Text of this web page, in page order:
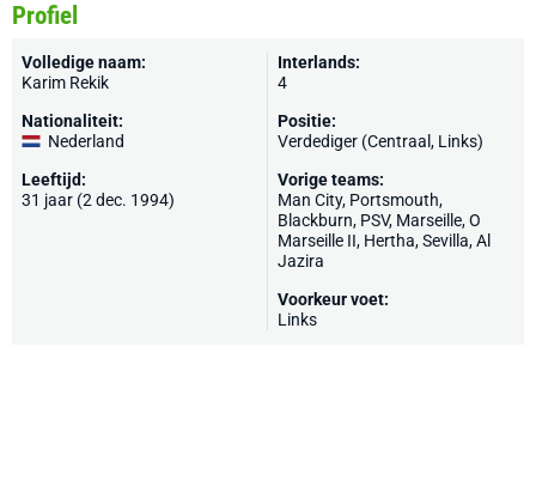
Profiel
Volledige naam:
Karim Rekik
Nationaliteit:
Nederland
Leeftijd:
31 jaar (2 dec. 1994)
Interlands:
4
Positie:
Verdediger (Centraal, Links)
Vorige teams:
Man City, Portsmouth,
Blackburn, PSV, Marseille,O
Marseille II, Hertha,Sevilla,Al
Jazira
Voorkeur voet:
Links